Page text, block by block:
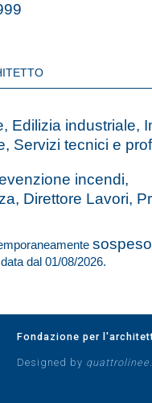
Edilizia industriale,
Servizi tecnici e
incendi,
Direttore Lavori,
sospeso
dal 01/08/2026.
Fondazione per
Designed by